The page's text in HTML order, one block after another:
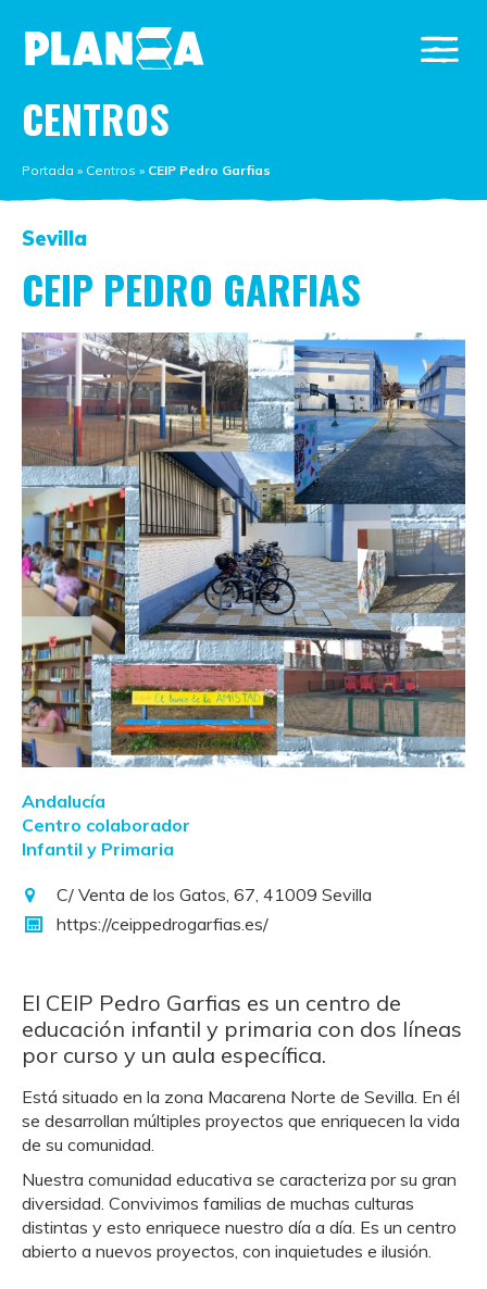
CENTROS
Portada » Centros » CEIP Pedro Garfias
Sevilla
CEIP PEDRO GARFIAS
Andalucía
Centro colaborador
Infantil y Primaria
C/ Venta de los Gatos, 67, 41009 Sevilla
https://ceippedrogarfias.es/
El CEIP Pedro Garfias es un centro de
educación infantil y primaria con dos líneas
por curso y un aula específica.
Está situado en la zona Macarena Norte de Sevilla. En él
se desarrollan múltiples proyectos que enriquecen la vida
de su comunidad.
Nuestra comunidad educativa se caracteriza por su gran
diversidad. Convivimos familias de muchas culturas
distintas y esto enriquece nuestro día a día. Es un centro
abierto a nuevos proyectos, con inquietudes e ilusión.